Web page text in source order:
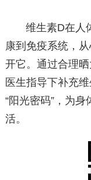
维生素D在人
康到免疫系统，
开它。通过合理
医生指导下补充
“阳光密码”，为
活。